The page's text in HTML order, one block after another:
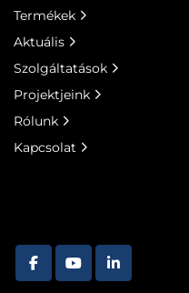
facebookyoutubelinkedin
Termékek
Aktuális
Szolgáltatások
Projektjeink
Rólunk
Kapcsolat